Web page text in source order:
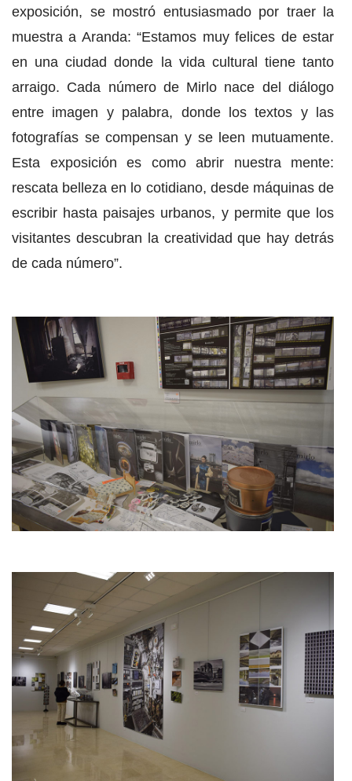
exposición, se mostró entusiasmado por traer la
muestra a Aranda: “Estamos muy felices de estar
en una ciudad donde la vida cultural tiene tanto
arraigo. Cada número de Mirlo nace del diálogo
entre imagen y palabra, donde los textos y las
fotografías se compensan y se leen mutuamente.
Esta exposición es como abrir nuestra mente:
rescata belleza en lo cotidiano, desde máquinas de
escribir hasta paisajes urbanos, y permite que los
visitantes descubran la creatividad que hay detrás
de cada número”.